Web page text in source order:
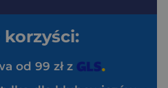
korzyści:
od 99 zł z